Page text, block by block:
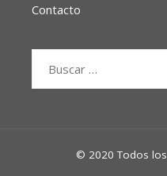
Contacto
© 2020 Todos